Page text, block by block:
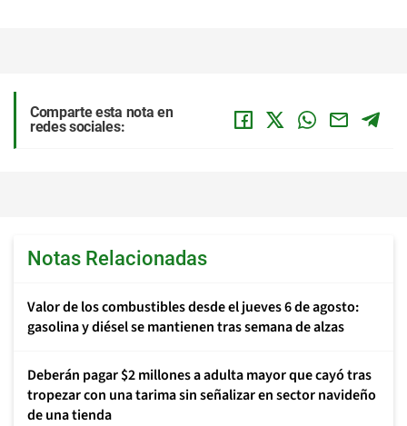
Comparte esta nota en
redes sociales:
Notas Relacionadas
Valor de los combustibles desde el jueves 6 de agosto:
gasolina y diésel se mantienen tras semana de alzas
Deberán pagar $2 millones a adulta mayor que cayó tras
tropezar con una tarima sin señalizar en sector navideño
de una tienda